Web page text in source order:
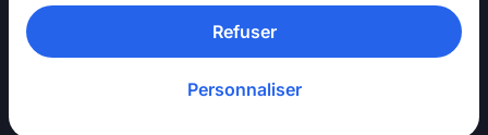
Refuser
Personnaliser
APPLICATIONS VPN
© 2026 Nord Security. Tous droits réservés